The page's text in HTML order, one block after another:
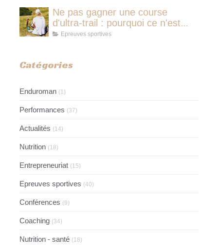
Ne pas gagner une course
d'ultra-trail : pourquoi ce n'est
jamais avoir couru pour rien
Epreuves sportives
Catégories
Enduroman (1)
Performances (37)
Actualités (14)
Nutrition (18)
Entrepreneuriat (15)
Epreuves sportives (40)
Conférences (9)
Coaching (34)
Nutrition - santé (18)